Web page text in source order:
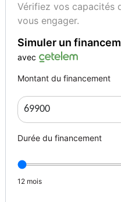
Vérifiez vos capacités
vous engager.
Simuler un
avec
Montant du financement
Durée du financement
12 mois